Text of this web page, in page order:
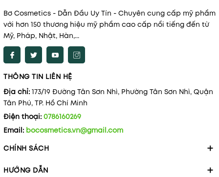
Bơ Cosmetics - Dẫn Đầu Uy Tín - Chuyên cung cấp mỹ phẩm
với hơn 150 thương hiệu mỹ phẩm cao cấp nổi tiếng đến từ
Mỹ, Pháp, Nhật, Hàn,...
THÔNG TIN LIÊN HỆ
Địa chỉ: 173/19 Đường Tân Sơn Nhì, Phường Tân Sơn Nhì, Quận
Tân Phú, TP. Hồ Chí Minh
Điện thoại: 0786160269
Email: bocosmetics.vn@gmail.com
CHÍNH SÁCH
HƯỚNG DẪN